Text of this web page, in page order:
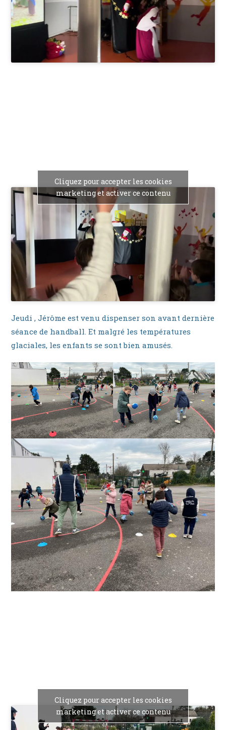
Cliquez pour accepter les cookies
marketing et activer ce contenu
Jeudi , Jérôme est venu dispenser son avant dernière
séance de handball. Et malgré les températures
glaciales, les enfants se sont bien amusés.
Cliquez pour accepter les cookies
marketing et activer ce contenu